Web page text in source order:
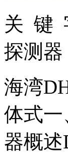
关 键
探测器
海湾
体式一
器概述